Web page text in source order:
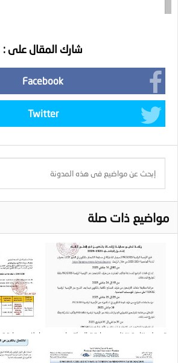
شارك المقال على :
Facebook
Twitter
مواضيع ذات صلة
تعديل رزنامة تنظيم مسابقة الدكتوراه
جامعة سعيدة